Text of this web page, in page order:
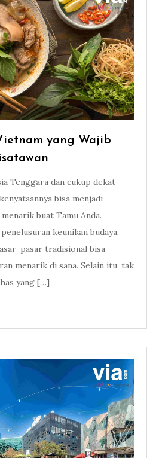
yang Wajib
Tenggara dan cukup dekat
bisa menjadi
buat Tamu Anda.
keunikan budaya,
pasar tradisional bisa
menarik di sana. Selain itu, tak
yang […]